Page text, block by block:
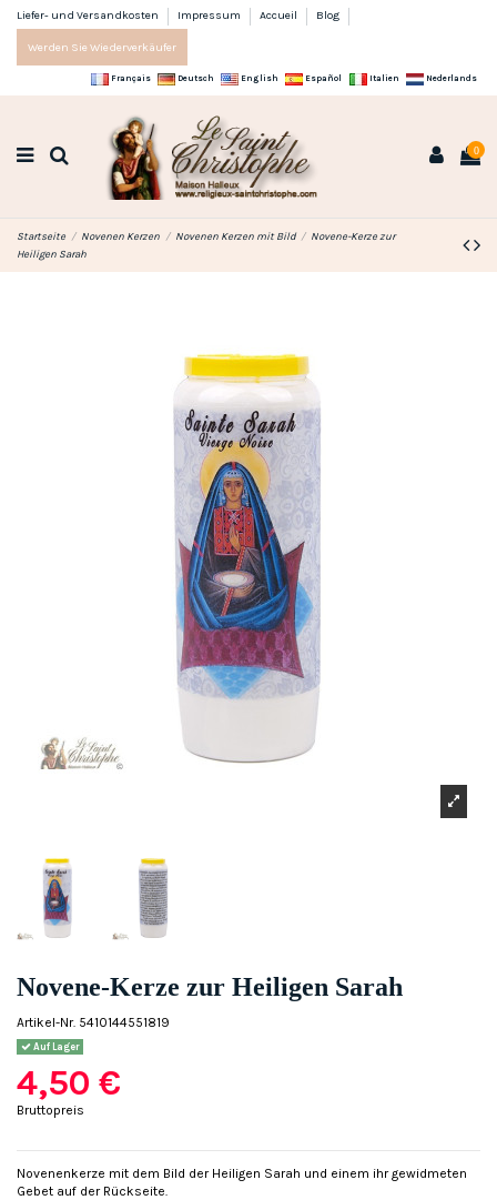
Liefer- und Versandkosten Impressum Accueil Blog
Werden Sie Wiederverkäufer
Français Deutsch English Español Italien Nederlands
0
Startseite Novenen Kerzen Novenen Kerzen mit Bild
Novene-Kerze zur
Heiligen Sarah
Novene-Kerze zur Heiligen Sarah
Artikel-Nr. 5410144551819
Auf Lager
4,50 €
Bruttopreis
Novenenkerze mit dem Bild der Heiligen Sarah und einem ihr gewidmeten
Gebet auf der Rückseite.